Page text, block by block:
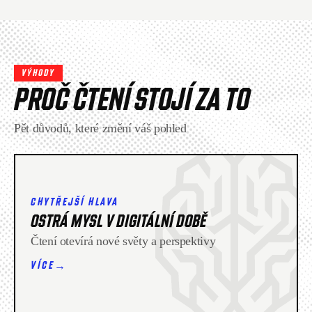
VÝHODY
PROČ ČTENÍ STOJÍ ZA TO
Pět důvodů, které změní váš pohled
CHYTŘEJŠÍ HLAVA
OSTRÁ MYSL V DIGITÁLNÍ DOBĚ
Čtení otevírá nové světy a perspektivy
VÍCE →